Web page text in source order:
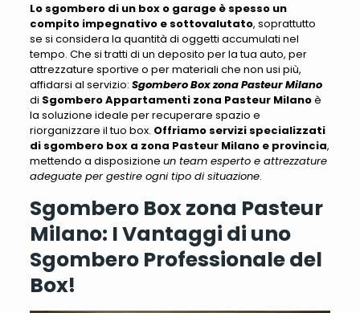
Lo sgombero di un box o garage è spesso un
compito impegnativo e sottovalutato, soprattutto
se si considera la quantità di oggetti accumulati nel
tempo. Che si tratti di un deposito per la tua auto, per
attrezzature sportive o per materiali che non usi più,
affidarsi al servizio: Sgombero Box zona Pasteur Milano
di Sgombero Appartamenti zona Pasteur Milanoè
la soluzione ideale per recuperare spazio e
riorganizzare il tuo box. Offriamo servizi specializzati
di sgombero box a zona Pasteur Milano e provincia,
mettendo a disposizione un team esperto e attrezzature
adeguate per gestire ogni tipo di situazione.
Sgombero Box zona Pasteur
Milano: I Vantaggi di uno
Sgombero Professionale del
Box!